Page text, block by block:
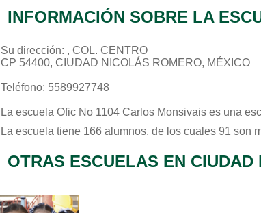
INFORMACIÓN SOBRE LA
Su dirección: , COL. CENTRO
CP 54400, CIUDAD NICOLÁS ROMERO, MÉXICO
Teléfono: 5589927748
La escuela Ofic No 1104 Carlos Monsivais es una
La escuela tiene 166 alumnos, de los cuales 91 son
OTRAS ESCUELAS EN CIUDAD